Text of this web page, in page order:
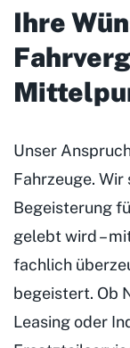
Ihre
Unser
Fahrzeuge. Wir
Begeisterung
gelebt wird –
fachlich
begeistert. Ob
Leasing oder